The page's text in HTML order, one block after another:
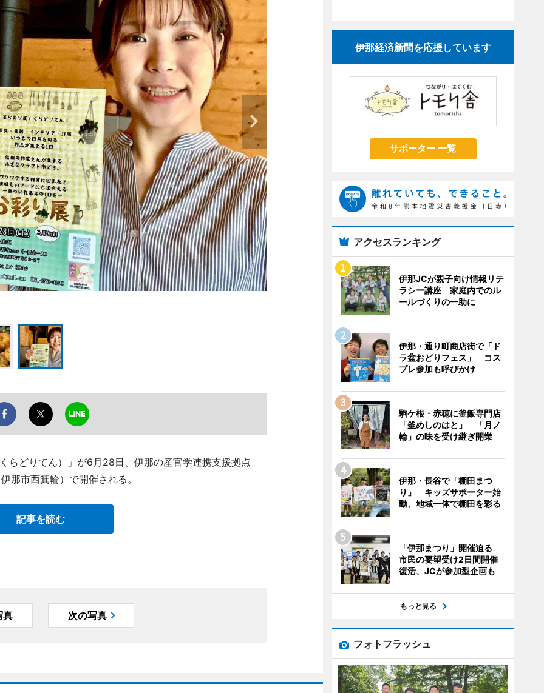
らどりてん）」が6月28日、伊那の産官学連携支援拠点
那市西箕輪）で開催される。
記事を読む
真 次の写真
伊那経済新聞を応援しています
サポーター 一覧
アクセスランキング
伊那JCが親子向け情報リテ
ラシー講座 家庭内でのル
ールづくりの一助に
伊那・通り町商店街で「ド
ラ盆おどりフェス」 コス
プレ参加も呼びかけ
駒ケ根・赤穂に釜飯専門店
「釜めしのはと」 「月ノ
輪」の味を受け継ぎ開業
伊那・長谷で「棚田まつ
り」 キッズサポーター始
動、地域一体で棚田を彩る
「伊那まつり」開催迫る
市民の要望受け2日間開催
復活、JCが参加型企画も
もっと見る
フォトフラッシュ